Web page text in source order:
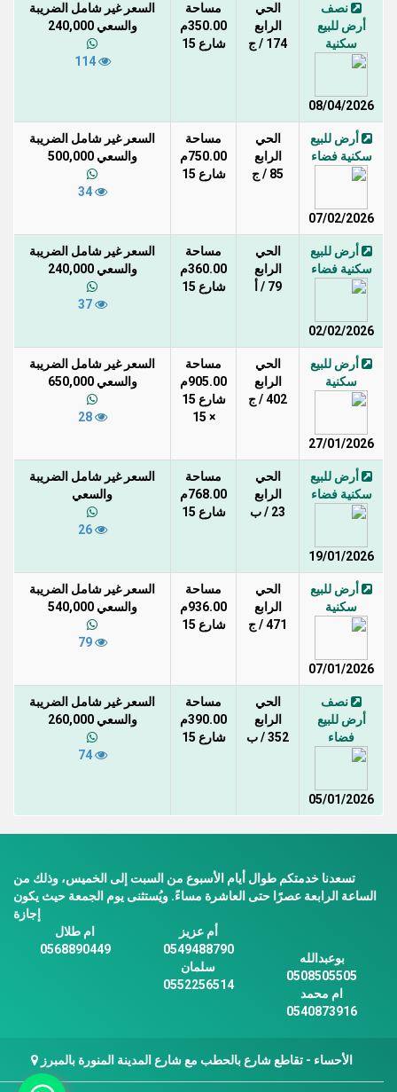
نصف
أرض للبيع
سكنية
08/04/2026
الحي
الرابع
174 / ج
مساحة
350.00م
شارع 15
السعر غير شامل الضريبة
والسعي 240,000
114
أرض للبيع
سكنية فضاء
07/02/2026
الحي
الرابع
85 / ج
مساحة
750.00م
شارع 15
السعر غير شامل الضريبة
والسعي 500,000
34
أرض للبيع
سكنية فضاء
02/02/2026
الحي
الرابع
79 / أ
مساحة
360.00م
شارع 15
السعر غير شامل الضريبة
والسعي 240,000
37
أرض للبيع
سكنية
27/01/2026
الحي
الرابع
402 / ج
مساحة
905.00م
شارع 15
× 15
السعر غير شامل الضريبة
والسعي 650,000
28
أرض للبيع
سكنية فضاء
19/01/2026
الحي
الرابع
23 / ب
مساحة
768.00م
شارع 15
السعر غير شامل الضريبة
والسعي
26
أرض للبيع
سكنية
07/01/2026
الحي
الرابع
471 / ج
مساحة
936.00م
شارع 15
السعر غير شامل الضريبة
والسعي 540,000
79
نصف
أرض للبيع
فضاء
05/01/2026
الحي
الرابع
352 / ب
مساحة
390.00م
شارع 15
السعر غير شامل الضريبة
والسعي 260,000
74
تسعدنا خدمتكم طوال أيام الأسبوع من السبت إلى الخميس، وذلك من
الساعة الرابعة عصرًا حتى العاشرة مساءً. ويُستثنى يوم الجمعة حيث يكون
إجازة
ام طلال
0568890449
أم عزيز
0549488790
سلمان
0552256514
بوعبدالله
0508505505
ام محمد
0540873916
الأحساء - تقاطع شارع بالحطب مع شارع المدينة المنورة بالمبرز